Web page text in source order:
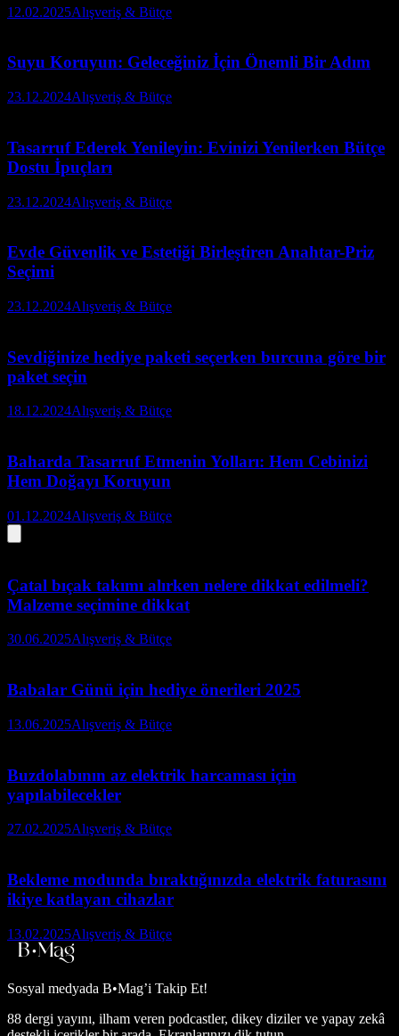
12.02.2025Alışveriş & Bütçe
Suyu Koruyun: Geleceğiniz İçin Önemli Bir Adım
23.12.2024Alışveriş & Bütçe
Tasarruf Ederek Yenileyin: Evinizi Yenilerken Bütçe
Dostu İpuçları
23.12.2024Alışveriş & Bütçe
Evde Güvenlik ve Estetiği Birleştiren Anahtar-Priz
Seçimi
23.12.2024Alışveriş & Bütçe
Sevdiğinize hediye paketi seçerken burcuna göre bir
paket seçin
18.12.2024Alışveriş & Bütçe
Baharda Tasarruf Etmenin Yolları: Hem Cebinizi
Hem Doğayı Koruyun
01.12.2024Alışveriş & Bütçe
Çatal bıçak takımı alırken nelere dikkat edilmeli?
Malzeme seçimine dikkat
30.06.2025Alışveriş & Bütçe
Babalar Günü için hediye önerileri 2025
13.06.2025Alışveriş & Bütçe
Buzdolabının az elektrik harcaması için
yapılabilecekler
27.02.2025Alışveriş & Bütçe
Bekleme modunda bıraktığınızda elektrik faturasını
ikiye katlayan cihazlar
13.02.2025Alışveriş & Bütçe
Sosyal medyada B•Mag’i Takip Et!
88 dergi yayını, ilham veren podcastler, dikey diziler ve yapay zekâ